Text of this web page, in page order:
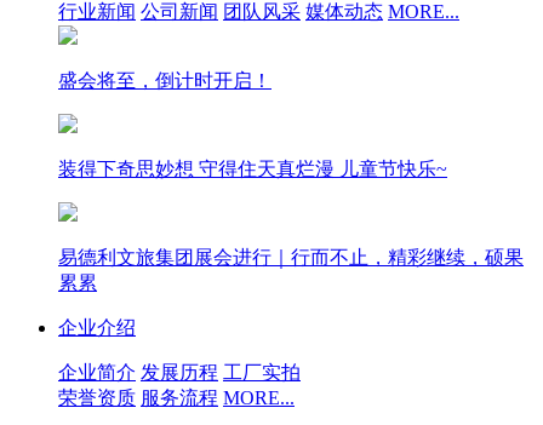
行业新闻 公司新闻 团队风采 媒体动态 MORE...
盛会将至，倒计时开启！
装得下奇思妙想 守得住天真烂漫 儿童节快乐~
易德利文旅集团展会进行｜行而不止，精彩继续，硕果
累累
企业介绍
企业简介 发展历程 工厂实拍
荣誉资质 服务流程 MORE...